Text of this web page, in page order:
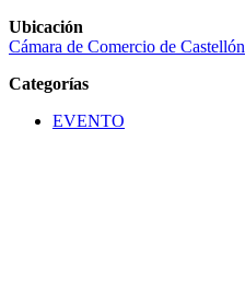
Ubicación
Cámara de Comercio de Castellón
Categorías
EVENTO